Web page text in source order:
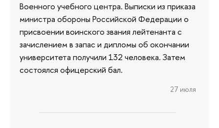
Военного учебного центра. Выписки из приказа
министра обороны Российской Федерации о
присвоении воинского звания лейтенанта с
зачислением в запас и дипломы об окончании
университета получили 132 человека. Затем
состоялся офицерский бал.
27 июля